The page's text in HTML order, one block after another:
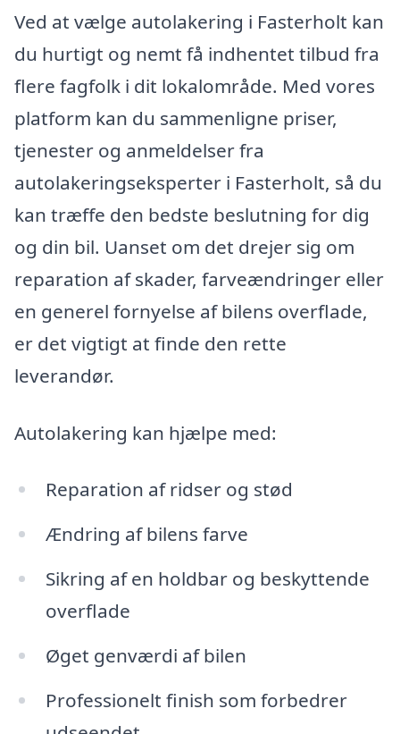
Ved at vælge autolakering i Fasterholt kan
du hurtigt og nemt få indhentet tilbud fra
flere fagfolk i dit lokalområde. Med vores
platform kan du sammenligne priser,
tjenester og anmeldelser fra
autolakeringseksperter i Fasterholt, så du
kan træffe den bedste beslutning for dig
og din bil. Uanset om det drejer sig om
reparation af skader, farveændringer eller
en generel fornyelse af bilens overflade,
er det vigtigt at finde den rette
leverandør.
Autolakering kan hjælpe med:
Reparation af ridser og stød
Ændring af bilens farve
Sikring af en holdbar og beskyttende
overflade
Øget genværdi af bilen
Professionelt finish som forbedrer